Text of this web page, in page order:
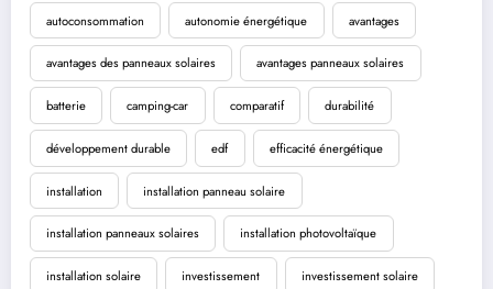
autoconsommation autonomie énergétique avantages
avantages des panneaux solaires avantages panneaux solaires
batterie camping-car comparatif durabilité
développement durable edf efficacité énergétique
installation installation panneau solaire
installation panneaux solaires installation photovoltaïque
installation solaire investissement investissement solaire